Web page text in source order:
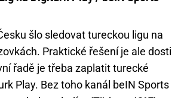
šlo sledovat tureckou ligu na
Praktické řešení je ale dosti
řadě je třeba zaplatit turecké
Play. Bez toho kanál beIN Sports